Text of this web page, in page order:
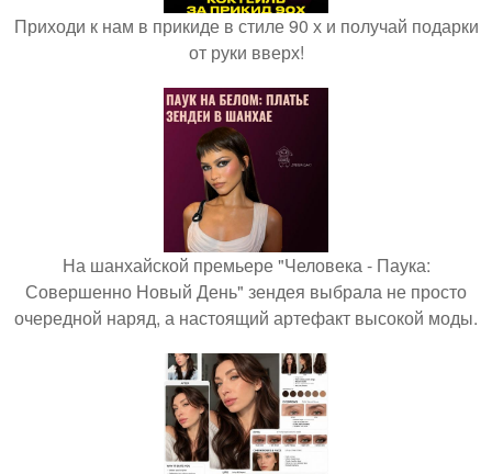
Приходи к нам в прикиде в стиле 90 х и получай подарки
от руки вверх!
На шанхайской премьере "Человека - Паука:
Совершенно Новый День" зендея выбрала не просто
очередной наряд, а настоящий артефакт высокой моды.